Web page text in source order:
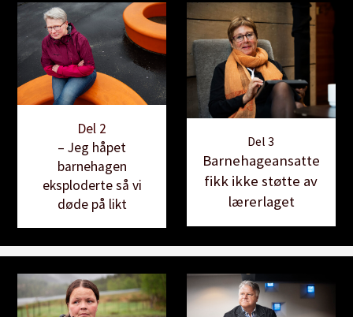
Del 2
– Jeg håpet
barnehagen
eksploderte så vi
døde på likt
Del 3
Barnehageansatte
fikk ikke støtte av
lærerlaget